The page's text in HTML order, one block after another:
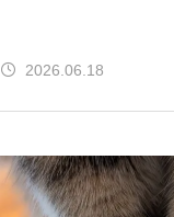
2026.06.18